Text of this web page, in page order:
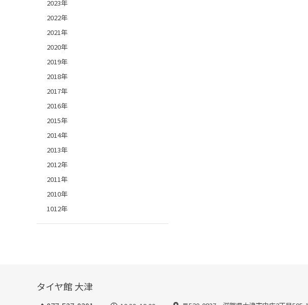
2023年
2022年
2021年
2020年
2019年
2018年
2017年
2016年
2015年
2014年
2013年
2012年
2011年
2010年
1012年
タイヤ館 大津